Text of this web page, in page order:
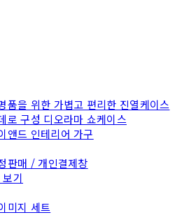
품을 위한 가볍고 편리한 진열케이스
로 구성 디오라마 쇼케이스
앤드 인테리어 가구
판매 / 개인결제창
기
미지 세트